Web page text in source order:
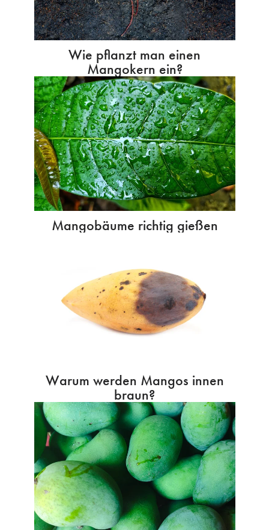
Wie pflanzt man einen
Mangokern ein?
Mangobäume richtig gießen
Warum werden Mangos innen
braun?